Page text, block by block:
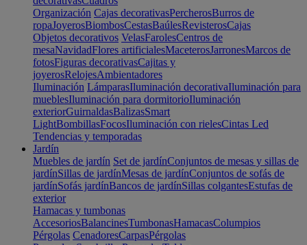
Organización Cajas decorativasPercherosBurros de
ropaJoyerosBiombosCestasBaúlesRevisterosCajas
Objetos decorativos VelasFarolesCentros de
mesaNavidadFlores artificialesMaceterosJarronesMarcos de
fotosFiguras decorativasCajitas y
joyerosRelojesAmbientadores
Iluminación LámparasIluminación decorativaIluminación para
mueblesIluminación para dormitorioIluminación
exteriorGuirnaldasBalizasSmart
LightBombillasFocosIluminación con rielesCintas Led
Tendencias y temporadas
Jardín
Muebles de jardín Set de jardínConjuntos de mesas y sillas de
jardínSillas de jardínMesas de jardínConjuntos de sofás de
jardínSofás jardínBancos de jardínSillas colgantesEstufas de
exterior
Hamacas y tumbonas
AccesoriosBalancinesTumbonasHamacasColumpios
Pérgolas CenadoresCarpasPérgolas